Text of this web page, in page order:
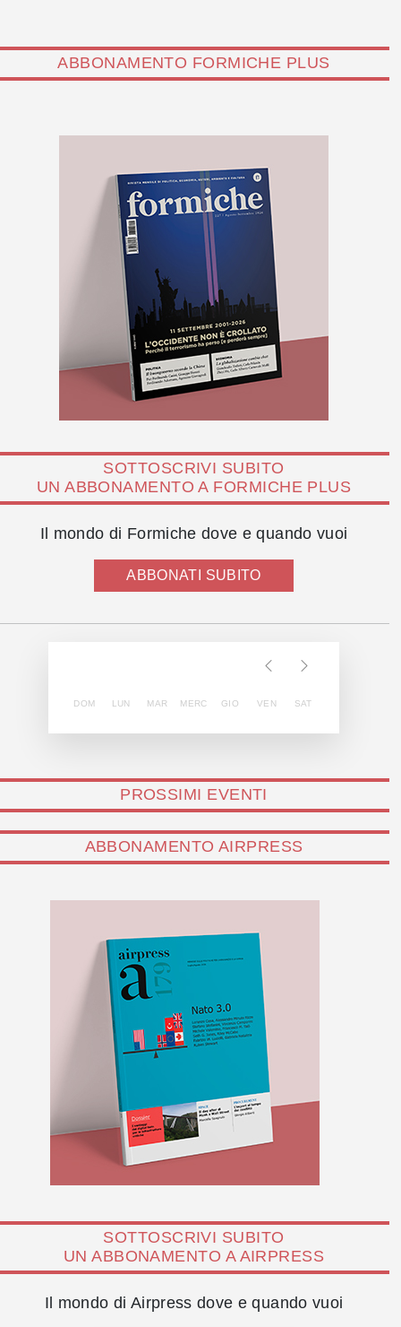
ABBONAMENTO FORMICHE PLUS
SOTTOSCRIVI SUBITO
UN ABBONAMENTO A FORMICHE PLUS
Il mondo di Formiche dove e quando vuoi
ABBONATI SUBITO
DOM LUN MAR MERC GIO VEN SAT
PROSSIMI EVENTI
ABBONAMENTO AIRPRESS
SOTTOSCRIVI SUBITO
UN ABBONAMENTO A AIRPRESS
Il mondo di Airpress dove e quando vuoi